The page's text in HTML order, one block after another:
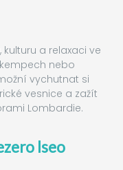
a relaxaci ve
nebo
vychutnat si
vesnice a zažít
Lombardie.
Iseo